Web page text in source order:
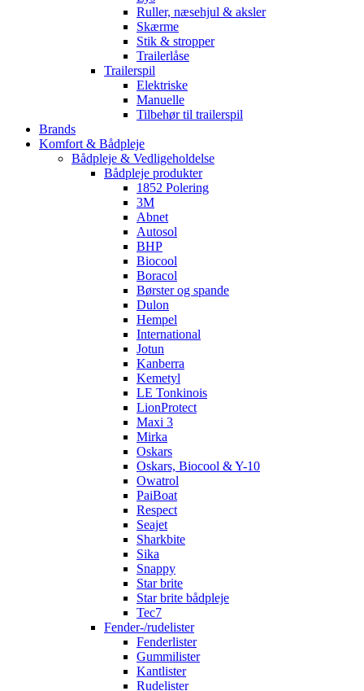
Ruller, næsehjul & aksler
Skærme
Stik & stropper
Trailerlåse
Trailerspil
Elektriske
Manuelle
Tilbehør til trailerspil
Brands
Komfort & Bådpleje
Bådpleje & Vedligeholdelse
Bådpleje produkter
1852 Polering
3M
Abnet
Autosol
BHP
Biocool
Boracol
Børster og spande
Dulon
Hempel
International
Jotun
Kanberra
Kemetyl
LE Tonkinois
LionProtect
Maxi 3
Mirka
Oskars
Oskars, Biocool & Y-10
Owatrol
PaiBoat
Respect
Seajet
Sharkbite
Sika
Snappy
Star brite
Star brite bådpleje
Tec7
Fender-/rudelister
Fenderlister
Gummilister
Kantlister
Rudelister